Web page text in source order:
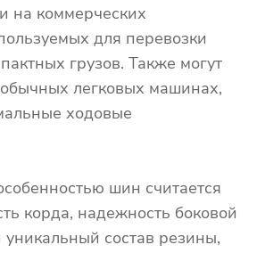
на коммерческих
для перевозки
грузов. Также могут
легковых машинах,
ходовые
шин считается
корда, надежность боковой
состав резины,